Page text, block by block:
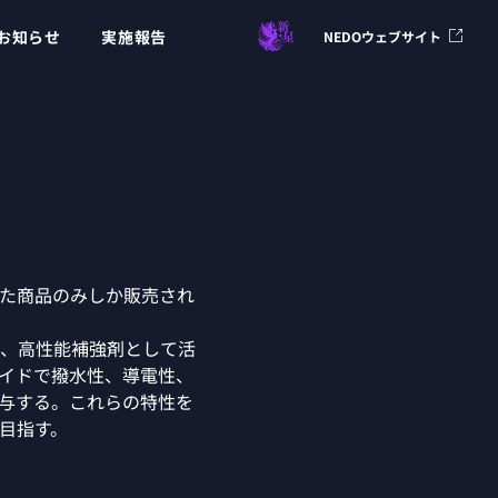
知らせ 実施報告 NEDOウェブサイト
商品のみしか販売され
高性能補強剤として活
ドで撥水性、導電性、
する。これらの特性を
す。